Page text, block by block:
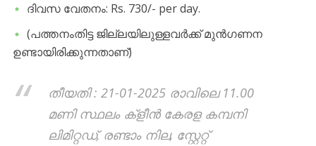
ദിവസ വേതനം: Rs. 730/- per day.
(പത്തനംതിട്ട ജില്ലയിലുള്ളവർക്ക് മുൻഗണന
ഉണ്ടായിരിക്കുന്നതാണ്)
തീയതി : 21-01-2025 രാവിലെ 11.00
മണി സ്ഥലം ക്ളീൻ കേരള കമ്പനി
ലിമിറ്റഡ്, രണ്ടാം നില, സ്റ്റേറ്റ്